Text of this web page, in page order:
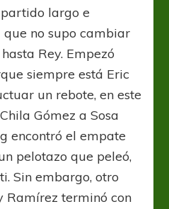
largo e
no supo cambiar
Rey. Empezó
siempre está Eric
un rebote, en este
Gómez a Sosa
encontró el empate
pelotazo que peleó,
Sin embargo, otro
Ramírez terminó con